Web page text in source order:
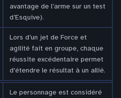
avantage de l’arme sur un test
d’Esquive).
Lors d’un jet de Force et
agilité fait en groupe, chaque
réussite excédentaire permet
d'étendre le résultat à un allié.
Le personnage est considéré